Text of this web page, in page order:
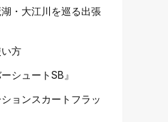
湖・大江川を巡る出張
方
シュートSB』
ョンスカートフラッ